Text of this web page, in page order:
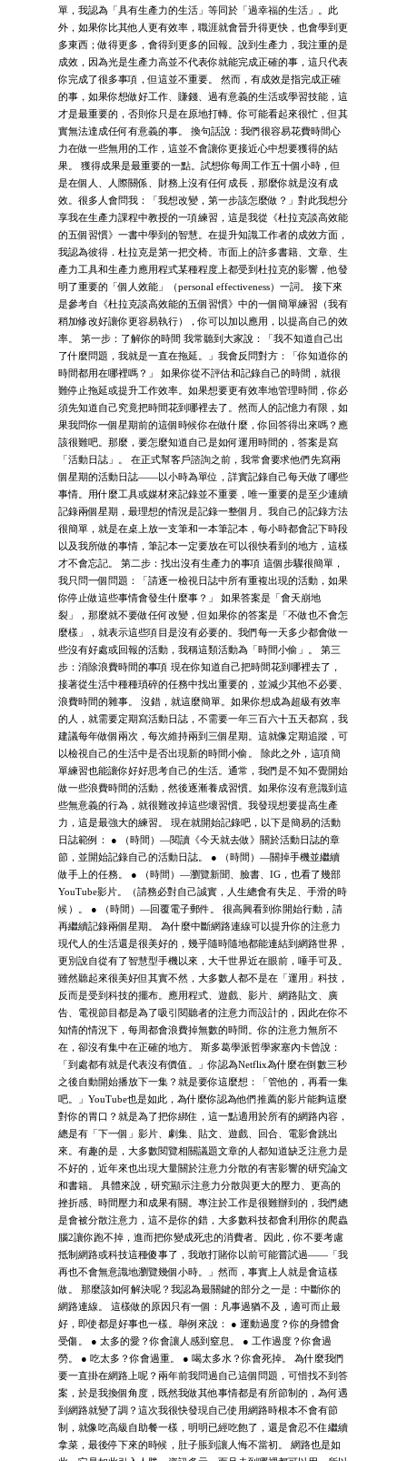
單，我認為「具有生產力的生活」等同於「過幸福的生活」。此
外，如果你比其他人更有效率，職涯就會晉升得更快，也會學到更
多東西；做得更多，會得到更多的回報。說到生產力，我注重的是
成效，因為光是生產力高並不代表你就能完成正確的事，這只代表
你完成了很多事項，但這並不重要。 然而，有成效是指完成正確
的事，如果你想做好工作、賺錢、過有意義的生活或學習技能，這
才是最重要的，否則你只是在原地打轉。你可能看起來很忙，但其
實無法達成任何有意義的事。 換句話說：我們很容易花費時間心
力在做一些無用的工作，這並不會讓你更接近心中想要獲得的結
果。 獲得成果是最重要的一點。試想你每周工作五十個小時，但
是在個人、人際關係、財務上沒有任何成長，那麼你就是沒有成
效。很多人會問我：「我想改變，第一步該怎麼做？」對此我想分
享我在生產力課程中教授的一項練習，這是我從《杜拉克談高效能
的五個習慣》一書中學到的智慧。在提升知識工作者的成效方面，
我認為彼得．杜拉克是第一把交椅。市面上的許多書籍、文章、生
產力工具和生產力應用程式某種程度上都受到杜拉克的影響，他發
明了重要的「個人效能」（personal effectiveness）一詞。 接下來
是參考自《杜拉克談高效能的五個習慣》中的一個簡單練習（我有
稍加修改好讓你更容易執行），你可以加以應用，以提高自己的效
率。 第一步：了解你的時間 我常聽到大家說：「我不知道自己出
了什麼問題，我就是一直在拖延。」我會反問對方：「你知道你的
時間都用在哪裡嗎？」 如果你從不評估和記錄自己的時間，就很
難停止拖延或提升工作效率。如果想要更有效率地管理時間，你必
須先知道自己究竟把時間花到哪裡去了。然而人的記憶力有限，如
果我問你一個星期前的這個時候你在做什麼，你回答得出來嗎？應
該很難吧。那麼，要怎麼知道自己是如何運用時間的，答案是寫
「活動日誌」。 在正式幫客戶諮詢之前，我常會要求他們先寫兩
個星期的活動日誌――以小時為單位，詳實記錄自己每天做了哪些
事情。用什麼工具或媒材來記錄並不重要，唯一重要的是至少連續
記錄兩個星期，最理想的情況是記錄一整個月。我自己的記錄方法
很簡單，就是在桌上放一支筆和一本筆記本，每小時都會記下時段
以及我所做的事情，筆記本一定要放在可以很快看到的地方，這樣
才不會忘記。 第二步：找出沒有生產力的事項 這個步驟很簡單，
我只問一個問題：「請逐一檢視日誌中所有重複出現的活動，如果
你停止做這些事情會發生什麼事？」 如果答案是「會天崩地
裂」，那麼就不要做任何改變，但如果你的答案是「不做也不會怎
麼樣」，就表示這些項目是沒有必要的。我們每一天多少都會做一
些沒有好處或回報的活動，我稱這類活動為「時間小偷」。 第三
步：消除浪費時間的事項 現在你知道自己把時間花到哪裡去了，
接著從生活中種種瑣碎的任務中找出重要的，並減少其他不必要、
浪費時間的雜事。 沒錯，就這麼簡單。如果你想成為超級有效率
的人，就需要定期寫活動日誌，不需要一年三百六十五天都寫，我
建議每年做個兩次，每次維持兩到三個星期。這就像定期追蹤，可
以檢視自己的生活中是否出現新的時間小偷。 除此之外，這項簡
單練習也能讓你好好思考自己的生活。通常，我們是不知不覺開始
做一些浪費時間的活動，然後逐漸養成習慣。如果你沒有意識到這
些無意義的行為，就很難改掉這些壞習慣。我發現想要提高生產
力，這是最強大的練習。 現在就開始記錄吧，以下是簡易的活動
日誌範例： ● （時間）―閱讀《今天就去做》關於活動日誌的章
節，並開始記錄自己的活動日誌。 ● （時間）―關掉手機並繼續
做手上的任務。 ● （時間）—瀏覽新聞、臉書、IG，也看了幾部
YouTube影片。（請務必對自己誠實，人生總會有失足、手滑的時
候）。 ● （時間）—回覆電子郵件。 很高興看到你開始行動，請
再繼續記錄兩個星期。 為什麼中斷網路連線可以提升你的注意力
現代人的生活還是很美好的，幾乎隨時隨地都能連結到網路世界，
更別說自從有了智慧型手機以來，大千世界近在眼前，唾手可及。
雖然聽起來很美好但其實不然，大多數人都不是在「運用」科技，
反而是受到科技的擺布。應用程式、遊戲、影片、網路貼文、廣
告、電視節目都是為了吸引閱聽者的注意力而設計的，因此在你不
知情的情況下，每周都會浪費掉無數的時間。你的注意力無所不
在，卻沒有集中在正確的地方。 斯多葛學派哲學家塞內卡曾說：
「到處都有就是代表沒有價值。」你認為Netflix為什麼在倒數三秒
之後自動開始播放下一集？就是要你這麼想：「管他的，再看一集
吧。」YouTube也是如此，為什麼你認為他們推薦的影片能夠這麼
對你的胃口？就是為了把你綁住，這一點適用於所有的網路內容，
總是有「下一個」影片、劇集、貼文、遊戲、回合、電影會跳出
來。有趣的是，大多數閱覽相關議題文章的人都知道缺乏注意力是
不好的，近年來也出現大量關於注意力分散的有害影響的研究論文
和書籍。 具體來說，研究顯示注意力分散與更大的壓力、更高的
挫折感、時間壓力和成果有關。專注於工作是很難辦到的，我們總
是會被分散注意力，這不是你的錯，大多數科技都會利用你的爬蟲
腦2讓你跑不掉，進而把你變成死忠的消費者。因此，你不要考慮
抵制網路或科技這種傻事了，我敢打賭你以前可能嘗試過――「我
再也不會無意識地瀏覽幾個小時。」然而，事實上人就是會這樣
做。 那麼該如何解決呢？我認為最關鍵的部分之一是：中斷你的
網路連線。 這樣做的原因只有一個：凡事過猶不及，適可而止最
好，即使都是好事也一樣。舉例來說： ● 運動過度？你的身體會
受傷。 ● 太多的愛？你會讓人感到窒息。 ● 工作過度？你會過
勞。 ● 吃太多？你會過重。 ● 喝太多水？你會死掉。 為什麼我們
要一直掛在網路上呢？兩年前我問過自己這個問題，可惜找不到答
案，於是我換個角度，既然我做其他事情都是有所節制的，為何遇
到網路就變了調？這次我很快發現自己使用網路時根本不會有節
制，就像吃高級自助餐一樣，明明已經吃飽了，還是會忍不住繼續
拿菜，最後停下來的時候，肚子脹到讓人悔不當初。 網路也是如